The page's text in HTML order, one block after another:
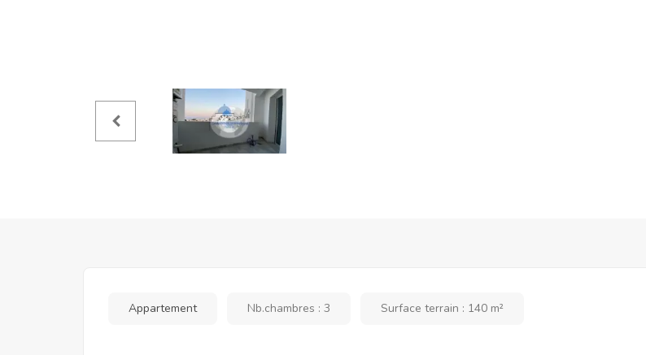
Appartement Nb.chambres : 3 Surface terrain : 140 m²